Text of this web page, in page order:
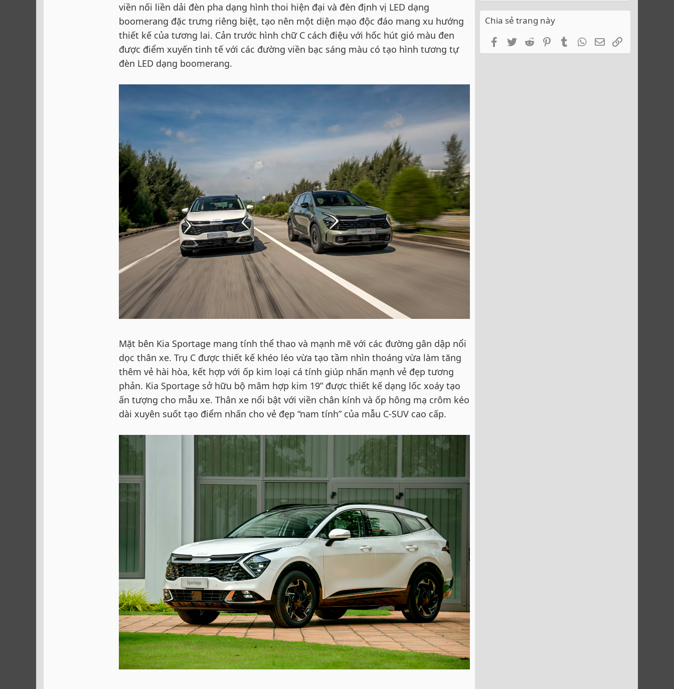
viền nối liền dải đèn pha dạng hình thoi hiện đại và đèn định vị LED dạng
boomerang đặc trưng riêng biệt, tạo nên một diện mạo độc đáo mang xu hướng
thiết kế của tương lai. Cản trước hình chữ C cách điệu với hốc hút gió màu đen
được điểm xuyến tinh tế với các đường viền bạc sáng màu có tạo hình tương tự
đèn LED dạng boomerang.
Mặt bên Kia Sportage mang tính thể thao và mạnh mẽ với các đường gân dập nổi
dọc thân xe. Trụ C được thiết kế khéo léo vừa tạo tầm nhìn thoáng vừa làm tăng
thêm vẻ hài hòa, kết hợp với ốp kim loại cá tính giúp nhấn mạnh vẻ đẹp tương
phản. Kia Sportage sở hữu bộ mâm hợp kim 19” được thiết kế dạng lốc xoáy tạo
ấn tượng cho mẫu xe. Thân xe nổi bật với viền chân kính và ốp hông mạ crôm kéo
dài xuyên suốt tạo điểm nhấn cho vẻ đẹp “nam tính” của mẫu C-SUV cao cấp.
Chia sẻ trang này
FacebookTwitterRedditPinterestTumblrWhatsApp
Email